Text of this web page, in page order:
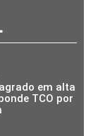
em alta
TCO por